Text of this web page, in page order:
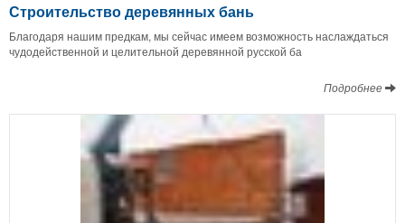
Строительство деревянных бань
Благодаря нашим предкам, мы сейчас имеем возможность наслаждаться
чудодейственной и целительной деревянной русской ба
Подробнее